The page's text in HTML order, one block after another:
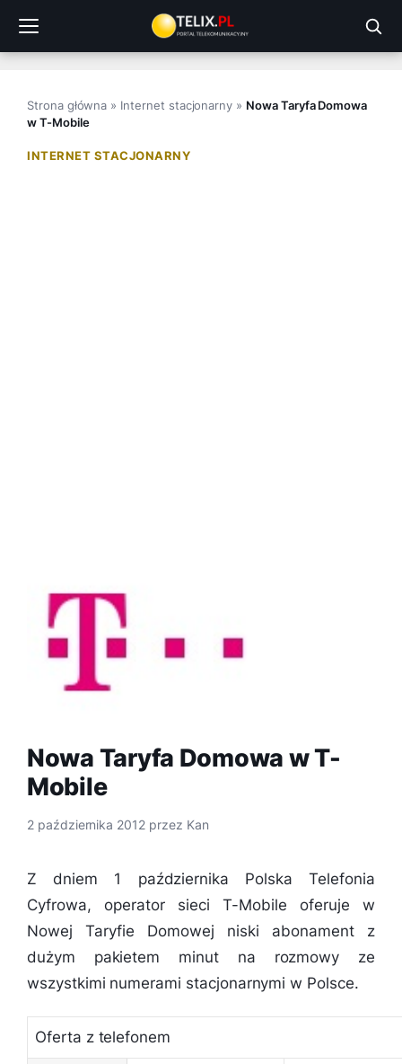
treści
Strona główna » Internet stacjonarny » Nowa Taryfa Domowa
w T-Mobile
INTERNET STACJONARNY
Nowa Taryfa Domowa w T-
Mobile
2 października 2012 przez Kan
Z dniem 1 października Polska Telefonia
Cyfrowa, operator sieci T-Mobile oferuje w
Nowej Taryfie Domowej niski abonament z
dużym pakietem minut na rozmowy ze
wszystkimi numerami stacjonarnymi w Polsce.
Oferta z telefonem